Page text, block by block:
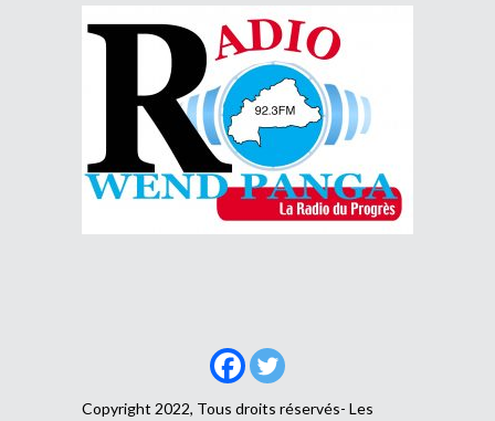
Copyright 2022, Tous droits réservés- Les